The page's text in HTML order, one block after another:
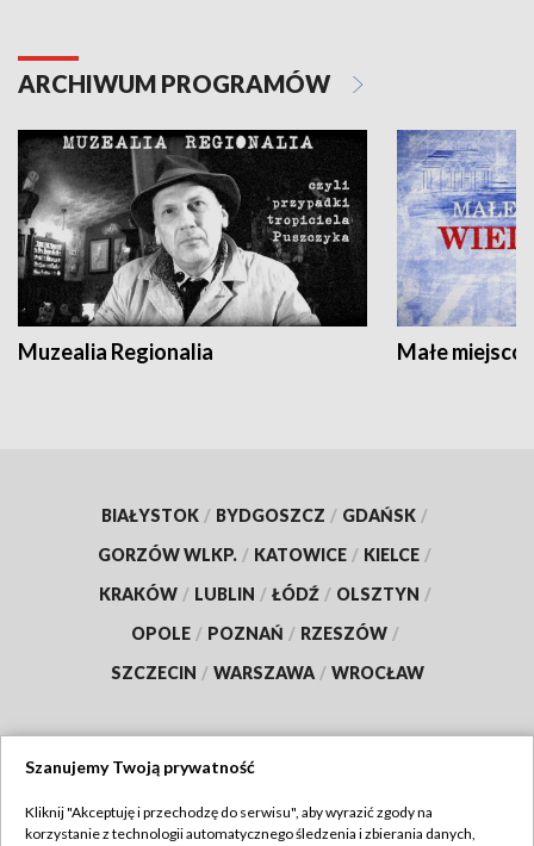
ARCHIWUM PROGRAMÓW
Muzealia Regionalia Małe
BIAŁYSTOK / BYDGOSZCZ / GDAŃSK /
GORZÓW WLKP. / KATOWICE / KIELCE /
KRAKÓW / LUBLIN / ŁÓDŹ / OLSZTYN /
OPOLE / POZNAŃ / RZESZÓW /
SZCZECIN / WARSZAWA / WROCŁAW
TVP
Szanujemy Twoją prywatność
Kliknij "Akceptuję i przechodzę do serwisu", aby wyrazić zgody na
korzystanie z technologii automatycznego śledzenia i zbierania danych,